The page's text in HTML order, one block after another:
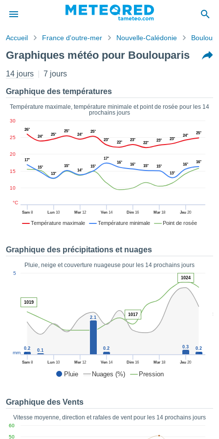
de
a
par
des
Vous
en
:
par le
de
des
de très
CONTINUER
PARAMÈTRES
Accueil France d'outre-mer Nouvelle-Calédonie
Graphiques météo pour Boulouparis
14 jours 7 jours
Graphique des températures
Température maximale, température minimale et point de rosée pour les 14
prochains jours
Température maximale Température minimale Point de rosée
Sam8 Lun 10 Mer12 Ven14 Dim 16 Mar18 Jeu 20
10
15
20
25
30
°C
26°
24°
25°
25°
24°
25°
23°
22°
23°
22°
23° 23°
24°
25°
17°
15°
13°
15°
14°
15°
17°
16°
16° 15°
15°
13°
16°
16°
Graphique des précipitations et nuages
Pluie, neige et couverture nuageuse pour les 14 prochains jours
Pluie Nuages (%) Pression
50
Sam8 Lun 10 Mer12 Ven14 Dim 16 Mar18 Jeu 20
5
mm
0.2 0.1
2.1
0.2 0.3 0.2
1019
1017
1024
Graphique des Vents
Vitesse moyenne, direction et rafales de vent pour les 14 prochains jours
50
60